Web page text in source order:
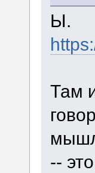
Ы.
Там
--